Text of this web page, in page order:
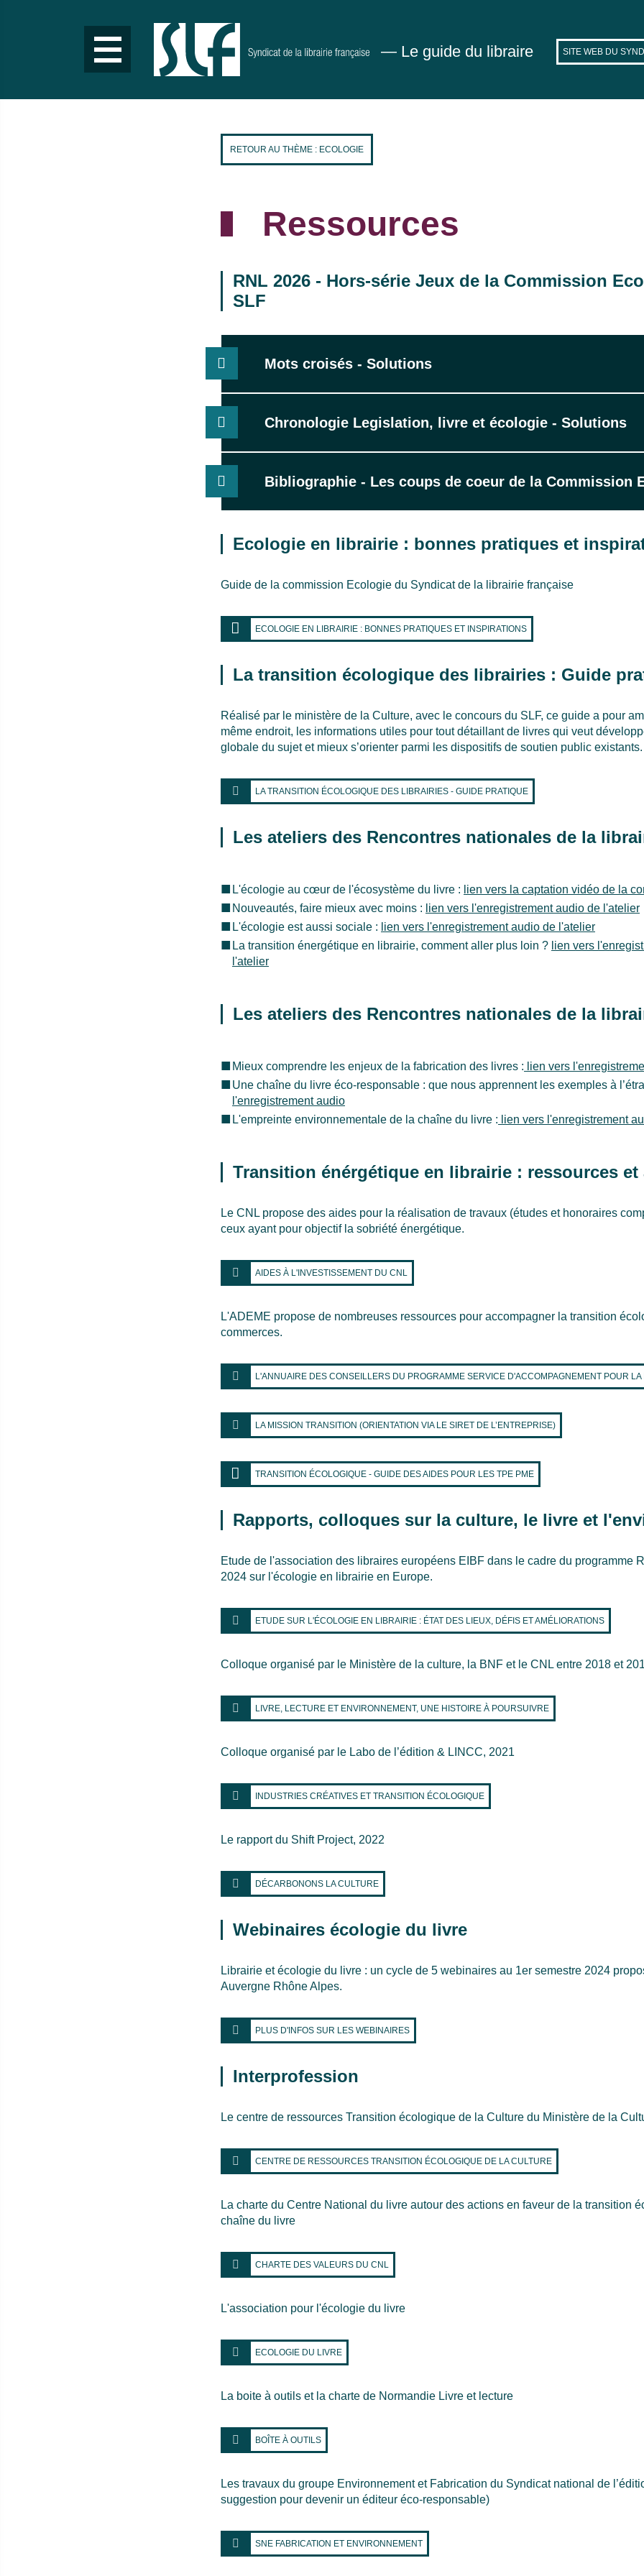
— Le guide du libraire SITE WEB DU
RETOUR AU THÈME : ECOLOGIE
Ressources
RNL 2026 - Hors-série Jeux de la Commission
SLF
Mots croisés - Solutions
Chronologie Legislation, livre et écologie - Solutions
Bibliographie - Les coups de coeur de la Commission
Ecologie en librairie : bonnes pratiques et
Guide de la commission Ecologie du Syndicat de la librairie française
ECOLOGIE EN LIBRAIRIE : BONNES PRATIQUES ET INSPIRATIONS
La transition écologique des librairies : Guide
Réalisé par le ministère de la Culture, avec le concours du SLF, ce guide a pour
même endroit, les informations utiles pour tout détaillant de livres qui veut
globale du sujet et mieux s’orienter parmi les dispositifs de soutien public existants.
LA TRANSITION ÉCOLOGIQUE DES LIBRAIRIES - GUIDE PRATIQUE
Les ateliers des Rencontres nationales de la
L'écologie au cœur de l'écosystème du livre : lien vers la captation vidéo de la
Nouveautés, faire mieux avec moins : lien vers l'enregistrement audio de l'atelier
L'écologie est aussi sociale : lien vers l'enregistrement audio de l'atelier
La transition énergétique en librairie, comment aller plus loin ? lien vers
l'atelier
Les ateliers des Rencontres nationales de la
Mieux comprendre les enjeux de la fabrication des livres : lien vers
Une chaîne du livre éco-responsable : que nous apprennent les exemples à
l'enregistrement audio
L'empreinte environnementale de la chaîne du livre : lien vers l'enregistrement
Transition énérgétique en librairie : ressources et
Le CNL propose des aides pour la réalisation de travaux (études et honoraires
ceux ayant pour objectif la sobriété énergétique.
AIDES À L'INVESTISSEMENT DU CNL
L'ADEME propose de nombreuses ressources pour accompagner la transition
commerces.
L'ANNUAIRE DES CONSEILLERS DU PROGRAMME SERVICE D'ACCOMPAGNEMENT POUR
LA MISSION TRANSITION (ORIENTATION VIA LE SIRET DE L’ENTREPRISE)
TRANSITION ÉCOLOGIQUE - GUIDE DES AIDES POUR LES TPE PME
Rapports, colloques sur la culture, le livre et
Etude de l'association des libraires européens EIBF dans le cadre du programme
2024 sur l'écologie en librairie en Europe.
ETUDE SUR L'ÉCOLOGIE EN LIBRAIRIE : ÉTAT DES LIEUX, DÉFIS ET AMÉLIORATIONS
Colloque organisé par le Ministère de la culture, la BNF et le CNL entre 2018 et
LIVRE, LECTURE ET ENVIRONNEMENT, UNE HISTOIRE À POURSUIVRE
Colloque organisé par le Labo de l’édition & LINCC, 2021
INDUSTRIES CRÉATIVES ET TRANSITION ÉCOLOGIQUE
Le rapport du Shift Project, 2022
DÉCARBONONS LA CULTURE
Webinaires écologie du livre
Librairie et écologie du livre : un cycle de 5 webinaires au 1er semestre 2024
Auvergne Rhône Alpes.
PLUS D'INFOS SUR LES WEBINAIRES
Interprofession
Le centre de ressources Transition écologique de la Culture du Ministère de la
CENTRE DE RESSOURCES TRANSITION ÉCOLOGIQUE DE LA CULTURE
La charte du Centre National du livre autour des actions en faveur de la transition
chaîne du livre
CHARTE DES VALEURS DU CNL
L'association pour l'écologie du livre
ECOLOGIE DU LIVRE
La boite à outils et la charte de Normandie Livre et lecture
BOÎTE À OUTILS
Les travaux du groupe Environnement et Fabrication du Syndicat national de
suggestion pour devenir un éditeur éco-responsable)
SNE FABRICATION ET ENVIRONNEMENT